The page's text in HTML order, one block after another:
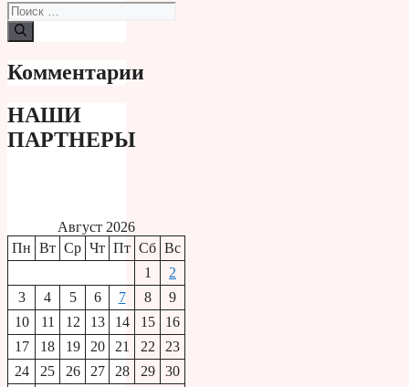
Поиск:
Комментарии
НАШИ
ПАРТНЕРЫ
Август 2026
Пн Вт Ср Чт Пт Сб Вс
1
2
3
4 5 6 7 8
9
10
11 12 13 14 15
16
17
18 19 20 21 22
23
24
25 26 27 28 29
30